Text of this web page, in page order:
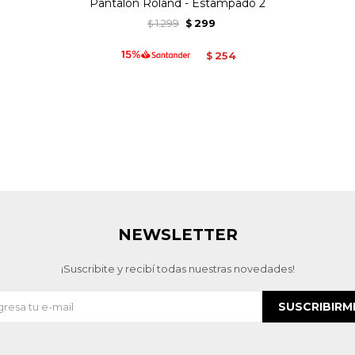
Pantalon Roland - Estampado 2
$ 1.299 $ 299
$ 254
NEWSLETTER
¡Suscribite y recibí todas nuestras novedades!